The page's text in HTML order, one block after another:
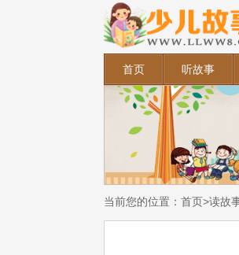
首页 听故事
当前您的位置： 首页>读故